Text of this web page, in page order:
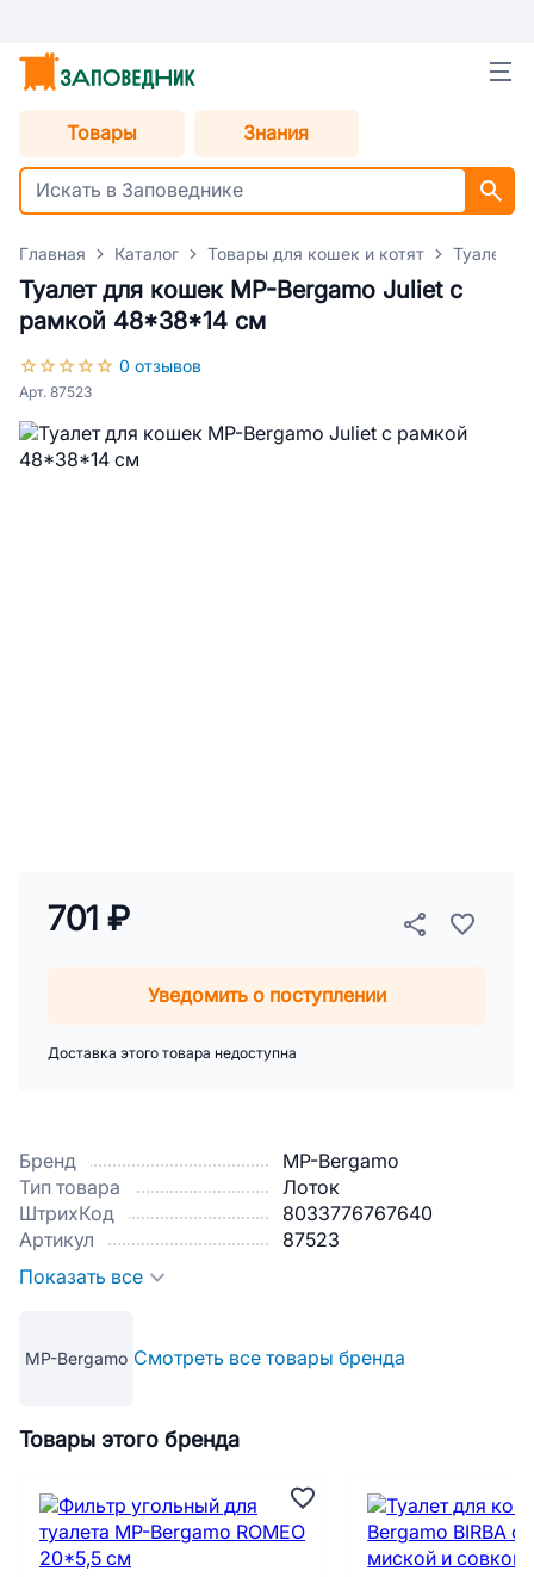
Товары Знания
Главная Каталог Товары для кошек и котят Туалеты
Туалет для кошек MP-Bergamo Juliet с
рамкой 48*38*14 см
0 отзывов
Арт. 87523
Бренд
MP-Bergamo
Тип товара
Лоток
ШтрихКод
8033776767640
Артикул
87523
Показать все
MP-Bergamo Смотреть все товары бренда
701 ₽
Уведомить о поступлении
Доставка этого товара недоступна
Товары этого бренда